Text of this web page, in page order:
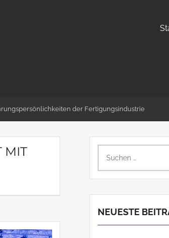
der Fertigungsindustrie
MIT
nach:
NEUESTE